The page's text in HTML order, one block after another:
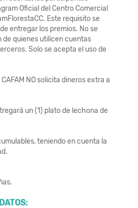
Oficial del Centro Comercial
Este requisito se
entregar los premios. No se
quienes utilicen cuentas
Solo se acepta el uso de
NO solicita dineros extra a
un (1) plato de lechona de
teniendo en cuenta la